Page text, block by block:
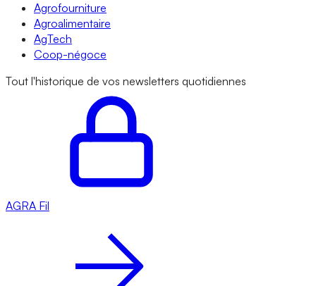
Agrofourniture
Agroalimentaire
AgTech
Coop-négoce
Tout l'historique de vos newsletters quotidiennes
AGRA Fil